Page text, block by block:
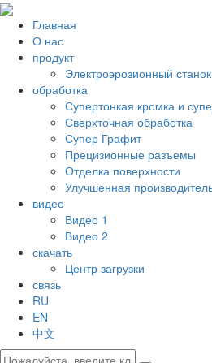
Главная
О нас
продукт
Электроэрозионный станок
обработка
Супертонкая кромка и
Сверхточная обработка
Супер Графит
Прецизионные разъемы
Отделка поверхности
Улучшенная
видео
Видео 1
Видео 2
скачать
Центр загрузки
связь
RU
EN
中文